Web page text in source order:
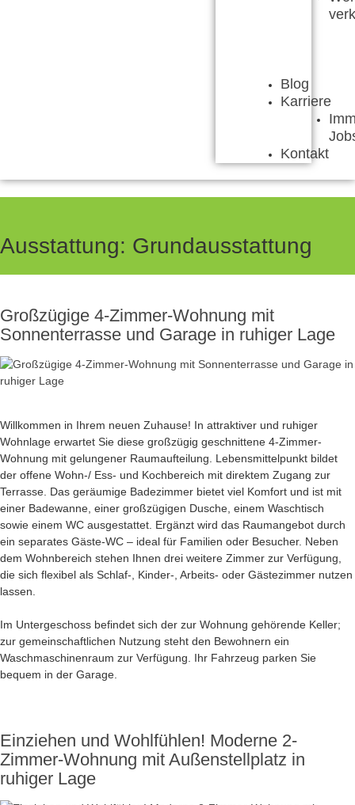
Blog
Karriere
Kontakt
Ausstattung: Grundausstattung
Großzügige 4-Zimmer-Wohnung mit
Sonnenterrasse und Garage in ruhiger Lage
Willkommen in Ihrem neuen Zuhause! In attraktiver und ruhiger
Wohnlage erwartet Sie diese großzügig geschnittene 4-Zimmer-
Wohnung mit gelungener Raumaufteilung. Lebensmittelpunkt bildet
der offene Wohn-/ Ess- und Kochbereich mit direktem Zugang zur
Terrasse. Das geräumige Badezimmer bietet viel Komfort und ist mit
einer Badewanne, einer großzügigen Dusche, einem Waschtisch
sowie einem WC ausgestattet. Ergänzt wird das Raumangebot durch
ein separates Gäste-WC – ideal für Familien oder Besucher. Neben
dem Wohnbereich stehen Ihnen drei weitere Zimmer zur Verfügung,
die sich flexibel als Schlaf-, Kinder-, Arbeits- oder Gästezimmer nutzen
lassen.
Im Untergeschoss befindet sich der zur Wohnung gehörende Keller;
zur gemeinschaftlichen Nutzung steht den Bewohnern ein
Waschmaschinenraum zur Verfügung. Ihr Fahrzeug parken Sie
bequem in der Garage.
Einziehen und Wohlfühlen! Moderne 2-
Zimmer-Wohnung mit Außenstellplatz in
ruhiger Lage